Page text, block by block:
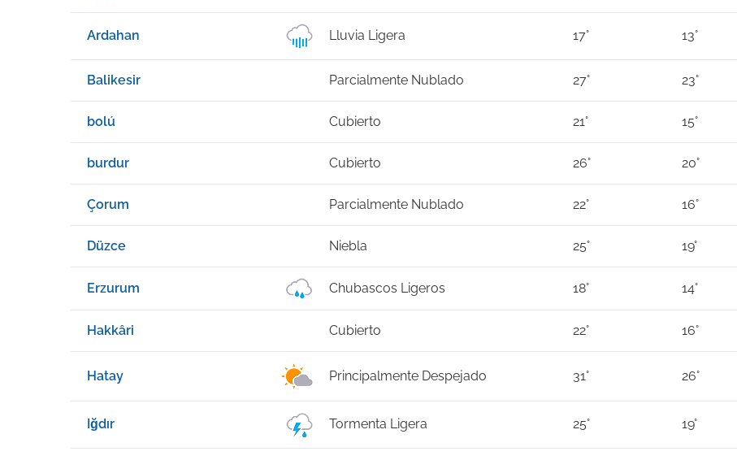
Ardahan Lluvia Ligera 17° 13°
Balikesir Parcialmente Nublado 27° 23°
bolú Cubierto 21° 15°
burdur Cubierto 26° 20°
Çorum Parcialmente Nublado 22° 16°
Düzce Niebla 25° 19°
Erzurum Chubascos Ligeros 18° 14°
Hakkâri Cubierto 22° 16°
Hatay Principalmente Despejado 31° 26°
Iğdır Tormenta Ligera 25° 19°